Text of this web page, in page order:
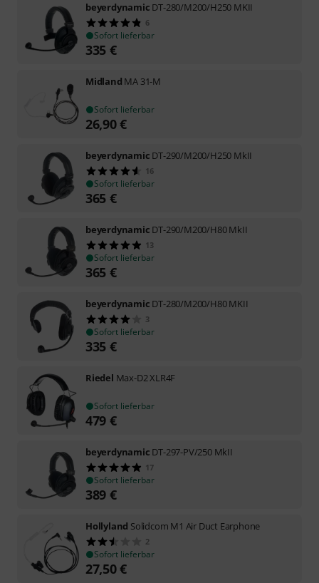
beyerdynamic DT-280/M200/H250 MKII
6
Sofort lieferbar
335 €
Midland MA 31-M
Sofort lieferbar
26,90€
beyerdynamic DT-290/M200/H250 MkII
16
Sofort lieferbar
365 €
beyerdynamic DT-290/M200/H80 MkII
13
Sofort lieferbar
365 €
beyerdynamic DT-280/M200/H80 MKII
3
Sofort lieferbar
335 €
Riedel Max-D2 XLR4F
Sofort lieferbar
479 €
beyerdynamic DT-297-PV/250 MkII
17
Sofort lieferbar
389 €
Hollyland Solidcom M1 Air Duct Earphone
2
Sofort lieferbar
27,50€